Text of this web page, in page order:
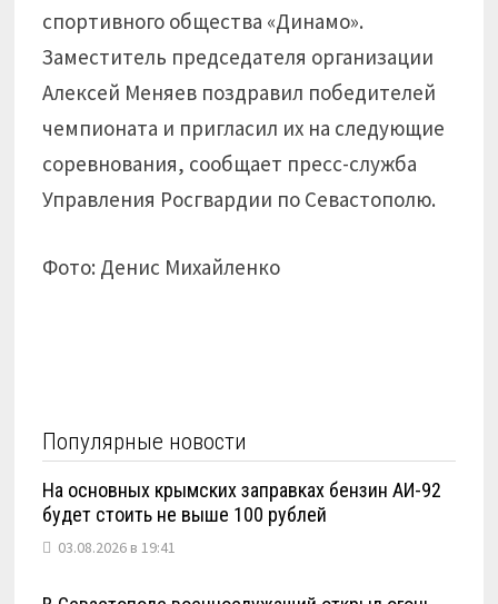
спортивного общества «Динамо».
Заместитель председателя организации
Алексей Меняев поздравил победителей
чемпионата и пригласил их на следующие
соревнования, сообщает пресс-служба
Управления Росгвардии по Севастополю.
Фото: Денис Михайленко
Популярные новости
На основных крымских заправках бензин АИ-92
будет стоить не выше 100 рублей
03.08.2026 в 19:41